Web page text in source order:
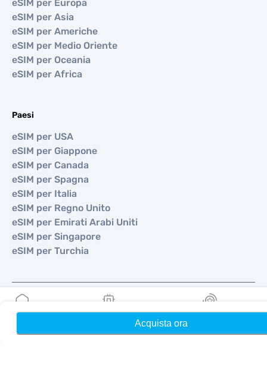
Acquista ora
eSIM per Europa
eSIM per Asia
eSIM per Americhe
eSIM per Medio Oriente
eSIM per Oceania
eSIM per Africa
Paesi
eSIM per USA
eSIM per Giappone
eSIM per Canada
eSIM per Spagna
eSIM per Italia
eSIM per Regno Unito
eSIM per Emirati Arabi Uniti
eSIM per Singapore
eSIM per Turchia
Le mie eSIM Ricompense